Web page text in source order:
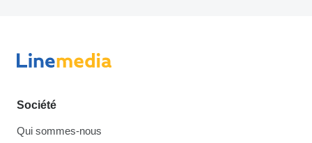
Société
Qui sommes-nous